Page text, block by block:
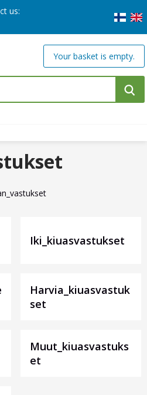
us:
Your basket is empty.
Iki_kiuasvastukset
Harvia_kiuasvastuk
set
Muut_kiuasvastuks
et